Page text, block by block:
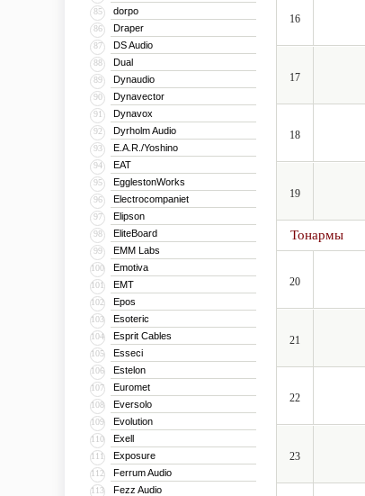
85 dorpo
86 Draper
87 DS Audio
88 Dual
89 Dynaudio
90 Dynavector
91 Dynavox
92 Dyrholm Audio
93 E.A.R./Yoshino
94 EAT
95 EgglestonWorks
96 Electrocompaniet
97 Elipson
98 EliteBoard
99 EMM Labs
100 Emotiva
101 EMT
102 Epos
103 Esoteric
104 Esprit Cables
105 Esseci
106 Estelon
107 Euromet
108 Eversolo
109 Evolution
110 Exell
111 Exposure
112 Ferrum Audio
113 Fezz Audio
16
17
18
19
Тонармы
20
21
22
23